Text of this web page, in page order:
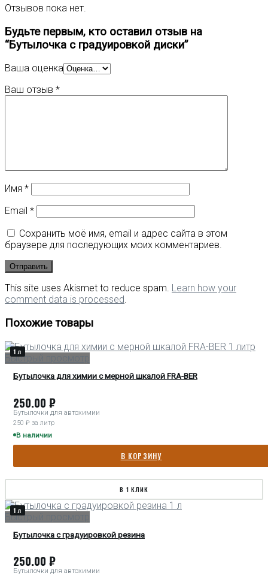
Отзывов пока нет.
Будьте первым, кто оставил отзыв на
“Бутылочка с градуировкой диски”
Ваша оценка
Ваш отзыв *
Имя *
Email *
Сохранить моё имя, email и адрес сайта в этом
браузере для последующих моих комментариев.
This site uses Akismet to reduce spam. Learn how your
comment data is processed.
Похожие товары
1 л
Быстрый просмотр
Бутылочка для химии с мерной шкалой FRA-BER
250.00 ₽
Бутылочки для автохимии
250 ₽ за литр
В наличии
В КОРЗИНУ
В 1 КЛИК
1 л
Быстрый просмотр
Бутылочка с градуировкой резина
250.00 ₽
Бутылочки для автохимии